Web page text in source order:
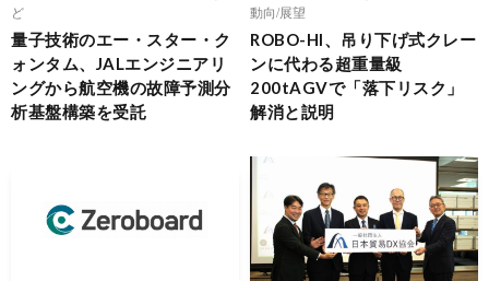
ど
量子技術のエー・スター・ク
ォンタム、JALエンジニアリ
ングから航空機の故障予測分
析基盤構築を受託
動向/展望
ROBO-HI、吊り下げ式クレー
ンに代わる超重量級
200tAGVで「落下リスク」
解消と説明